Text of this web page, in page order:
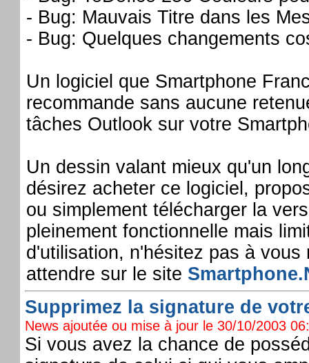
- Bug: Mauvais Titre dans les
- Bug: Quelques changements
Un logiciel que Smartphone
recommande sans aucune
tâches Outlook sur votre
Un dessin valant mieux qu'un
désirez acheter ce logiciel,
ou simplement télécharger la
pleinement fonctionnelle mais
d'utilisation, n'hésitez pas à vous
attendre sur le site
Supprimez la signature de
News ajoutée ou mise à jour le 30/10/2003
Si vous avez la chance de